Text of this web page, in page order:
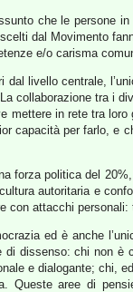
che le persone
dal Movimento
e/o carisma
dal livello centrale,
collaborazione tra i
mettere in rete tra
capacità per farlo, e
forza politica del
autoritaria e
con attacchi
ed è anche
dissenso: chi non è
e dialogante; chi,
Queste aree di